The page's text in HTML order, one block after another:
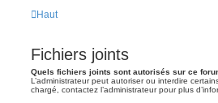
Haut
Fichiers joints
Quels fichiers joints sont autorisés sur ce
L’administrateur peut autoriser ou interdire
chargé, contactez l’administrateur pour plus